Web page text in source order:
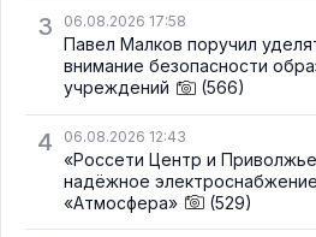
3 06.08.2026 17:58
Павел Малков поручил
внимание безопасности
учреждений
(566)
4 06.08.2026 12:43
«Россети Центр и
надёжное
«Атмосфера»
(529)